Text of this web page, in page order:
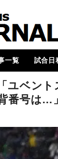
一覧
ン
ム
カート
レビュー
メンバー
・下部組織・
チョ全般
試合日
2017-
2018-
2019-
2020-
2021-
2022-
2023-
2024-
ユベン
番号は…」